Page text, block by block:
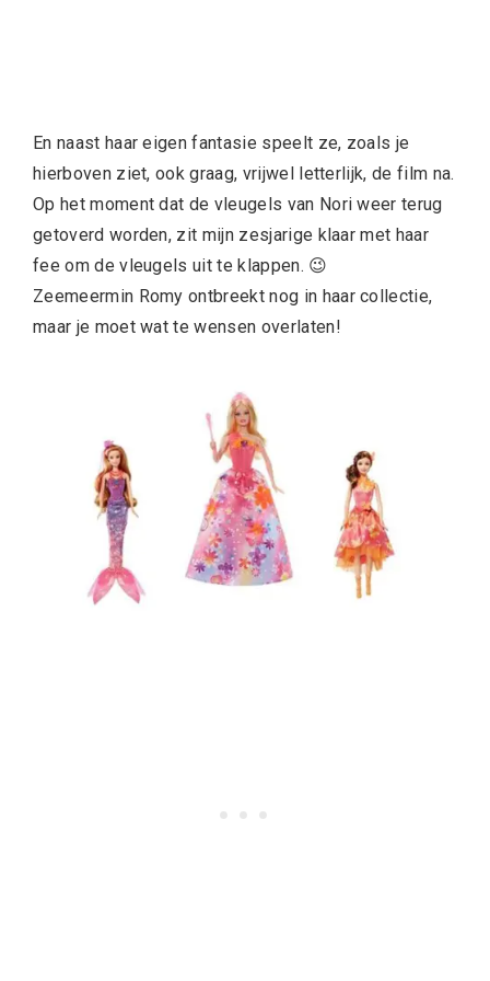
En naast haar eigen fantasie speelt ze, zoals je
hierboven ziet, ook graag, vrijwel letterlijk, de film na.
Op het moment dat de vleugels van Nori weer terug
getoverd worden, zit mijn zesjarige klaar met haar
fee om de vleugels uit te klappen. 😉
Zeemeermin Romy ontbreekt nog in haar collectie,
maar je moet wat te wensen overlaten!